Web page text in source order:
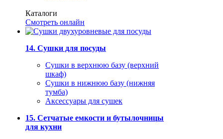
Каталоги
Смотреть онлайн
14. Сушки для посуды
Сушки в верхнюю базу (верхний
шкаф)
Сушки в нижнюю базу (нижняя
тумба)
Аксессуары для сушек
15. Сетчатые емкости и бутылочницы
для кухни